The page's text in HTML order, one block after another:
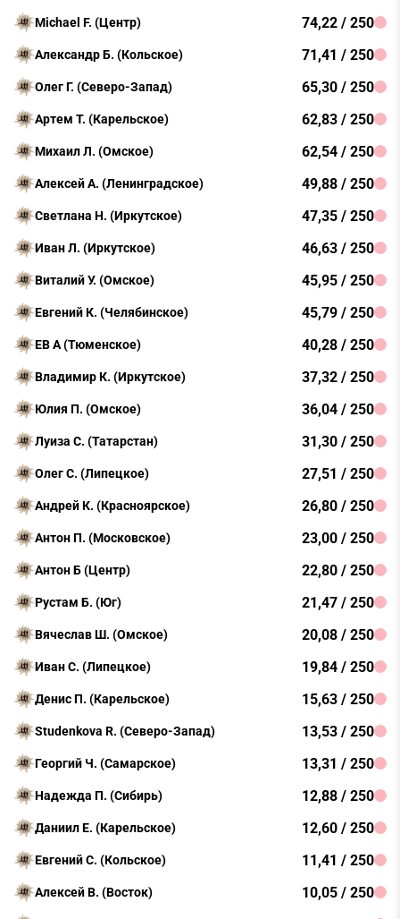
Michael F. (Центр) 74,22 / 250
Александр Б. (Кольское) 71,41 / 250
Олег Г. (Северо-Запад) 65,30 / 250
Артем Т. (Карельское) 62,83 / 250
Михаил Л. (Омское) 62,54 / 250
Алексей А. (Ленинградское) 49,88 / 250
Светлана Н. (Иркутское) 47,35 / 250
Иван Л. (Иркутское) 46,63 / 250
Виталий У. (Омское) 45,95 / 250
Евгений К. (Челябинское) 45,79 / 250
ЕВ А (Тюменское) 40,28 / 250
Владимир К. (Иркутское) 37,32 / 250
Юлия П. (Омское) 36,04 / 250
Луиза С. (Татарстан) 31,30 / 250
Олег С. (Липецкое) 27,51 / 250
Андрей К. (Красноярское) 26,80 / 250
Антон П. (Московское) 23,00 / 250
Антон Б (Центр) 22,80 / 250
Рустам Б. (Юг) 21,47 / 250
Вячеслав Ш. (Омское) 20,08 / 250
Иван С. (Липецкое) 19,84 / 250
Денис П. (Карельское) 15,63 / 250
Studenkova R. (Северо-Запад) 13,53 / 250
Георгий Ч. (Самарское) 13,31 / 250
Надежда П. (Сибирь) 12,88 / 250
Даниил Е. (Карельское) 12,60 / 250
Евгений С. (Кольское) 11,41 / 250
Алексей В. (Восток) 10,05 / 250